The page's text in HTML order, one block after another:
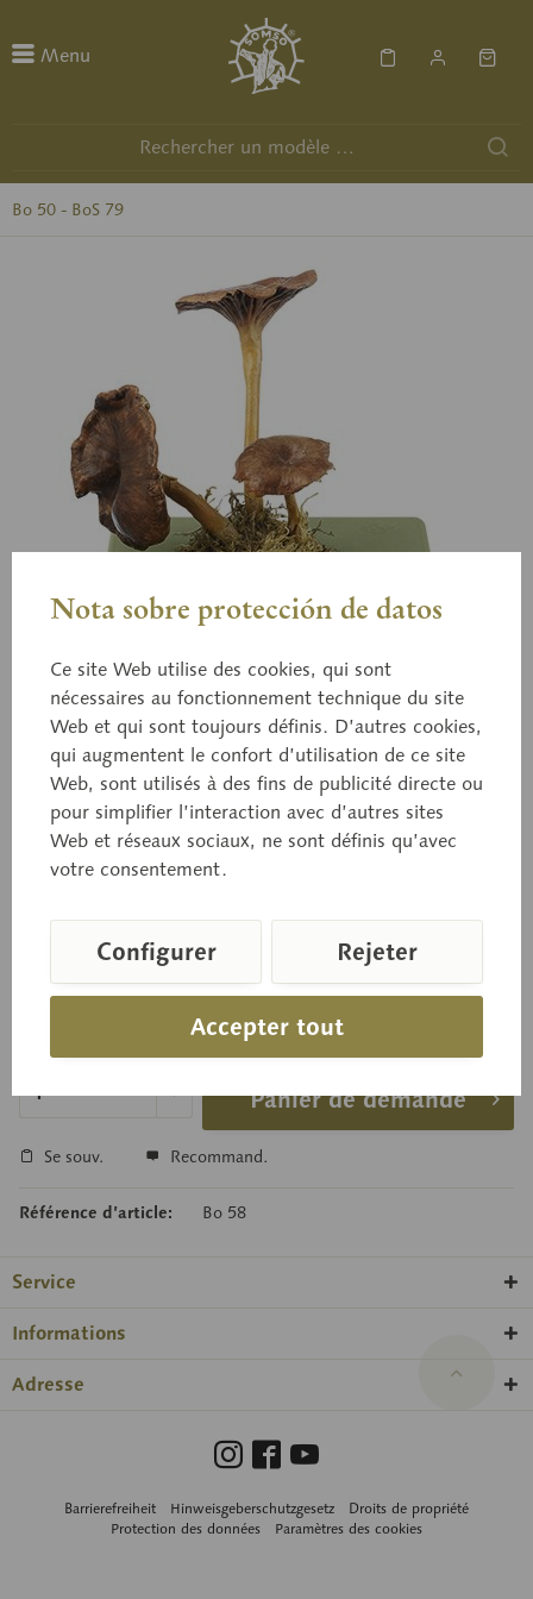
Menu
Bo 50 - BoS 79
Bo 58
Chanterelle jaune/en tube
Cantharellus tubaeformis (BULL ex FR.) QUÉL.
Prix sur demande
Délai de livraison sur demande
Panier de demande
Se souv. Recommand.
Référence d’article: Bo 58
Service
Informations
Adresse
Barrierefreiheit Hinweisgeberschutzgesetz
Droits de propriété
Protection des données
Paramètres des cookies
Nota sobre protección de datos
Ce site Web utilise des cookies, qui sont
nécessaires au fonctionnement technique du site
Web et qui sont toujours définis. D’autres cookies,
qui augmentent le confort d’utilisation de ce site
Web, sont utilisés à des fins de publicité directe ou
pour simplifier l’interaction avec d’autres sites
Web et réseaux sociaux, ne sont définis qu’avec
votre consentement.
Accepter tout
Configurer Rejeter